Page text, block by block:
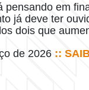
pensando em
já deve ter
dois que
de 2026 ::